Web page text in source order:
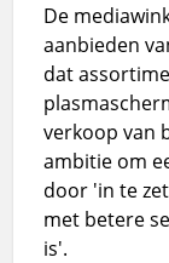
De
aanbieden
dat
verkoop van
ambitie om
door 'in te
met betere
is'.